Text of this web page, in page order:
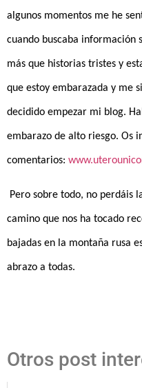
algunos momentos me he
cuando buscaba información
más que historias tristes y
que estoy embarazada y me
decidido empezar mi blog.
embarazo de alto riesgo. Os
comentarios:
Pero sobre todo, no perdáis
camino que nos ha tocado
bajadas en la montaña rusa
abrazo a todas.
Otros post